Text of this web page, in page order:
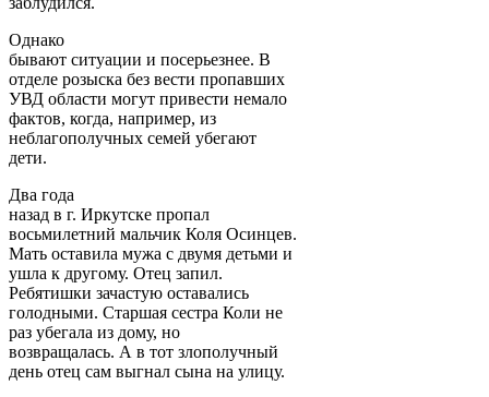
Однако
бывают ситуации и посерьезнее. В
отделе розыска без вести пропавших
УВД области могут привести немало
фактов, когда, например, из
неблагополучных семей убегают
дети.
Два года
назад в г. Иркутске пропал
восьмилетний мальчик Коля Осинцев.
Мать оставила мужа с двумя детьми и
ушла к другому. Отец запил.
Ребятишки зачастую оставались
голодными. Старшая сестра Коли не
раз убегала из дому, но
возвращалась. А в тот злополучный
день отец сам выгнал сына на улицу.